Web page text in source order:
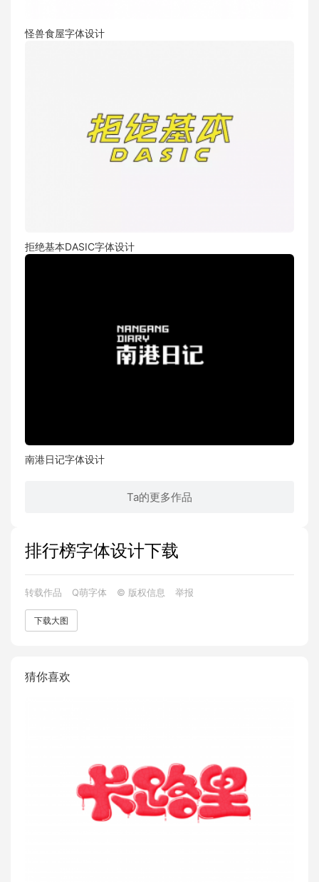
怪兽食屋字体设计
拒绝基本DASIC字体设计
南港日记字体设计
Ta的更多作品
排行榜字体设计下载
转载作品 Q萌字体 © 版权信息 举报
下载大图
猜你喜欢